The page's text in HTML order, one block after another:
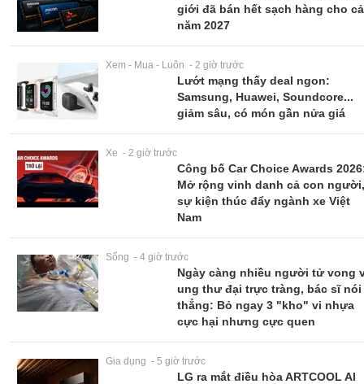
giới đã bán hết sạch hàng cho cả
năm 2027
Xem - Mua - Luôn - 2 giờ trước
Lướt mạng thấy deal ngon:
Samsung, Huawei, Soundcore...
giảm sâu, có món gần nửa giá
Xe - 2 giờ trước
Công bố Car Choice Awards
Mở rộng vinh danh cả con
sự kiện thúc đẩy ngành xe Việt
Nam
Sống - 4 giờ trước
Ngày càng nhiều người tử vong
ung thư đại trực tràng, bác sĩ nói
thẳng: Bỏ ngay 3 "kho" vi nhựa
cực hại nhưng cực quen
Gia dụng - 5 giờ trước
LG ra mắt điều hòa ARTCOOL AI